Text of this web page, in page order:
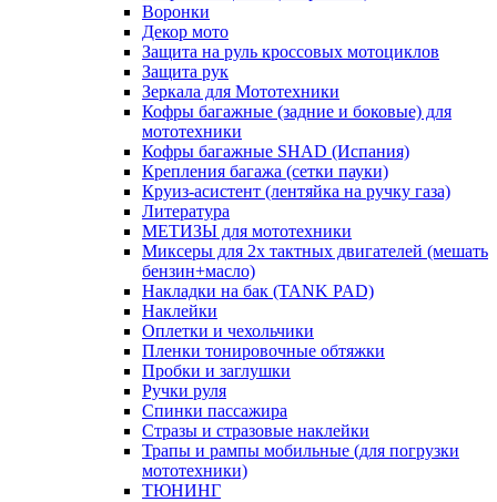
Воронки
Декор мото
Защита на руль кроссовых мотоциклов
Защита рук
Зеркала для Мототехники
Кофры багажные (задние и боковые) для
мототехники
Кофры багажные SHAD (Испания)
Крепления багажа (сетки пауки)
Круиз-асистент (лентяйка на ручку газа)
Литература
МЕТИЗЫ для мототехники
Миксеры для 2х тактных двигателей (мешать
бензин+масло)
Накладки на бак (TANK PAD)
Наклейки
Оплетки и чехольчики
Пленки тонировочные обтяжки
Пробки и заглушки
Ручки руля
Спинки пассажира
Стразы и стразовые наклейки
Трапы и рампы мобильные (для погрузки
мототехники)
ТЮНИНГ